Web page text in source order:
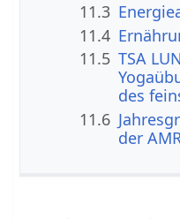
11.3
11.4
11.5 TSA
des
11.6
der